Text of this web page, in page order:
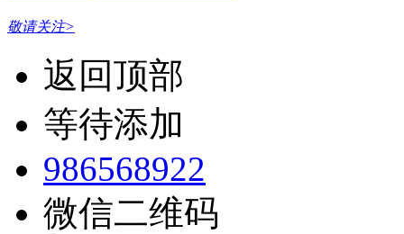
敬请关注>
返回顶部
等待添加
986568922
微信二维码